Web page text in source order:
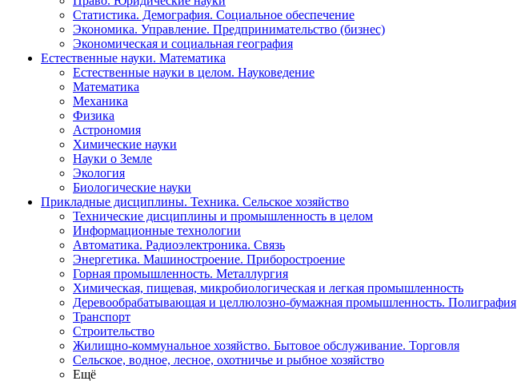
Статистика. Демография. Социальное обеспечение
Экономика. Управление. Предпринимательство (бизнес)
Экономическая и социальная география
Естественные науки. Математика
Естественные науки в целом. Науковедение
Математика
Механика
Физика
Астрономия
Химические науки
Науки о Земле
Экология
Биологические науки
Прикладные дисциплины. Техника. Сельское хозяйство
Технические дисциплины и промышленность в целом
Информационные технологии
Автоматика. Радиоэлектроника. Связь
Энергетика. Машиностроение. Приборостроение
Горная промышленность. Металлургия
Химическая, пищевая, микробиологическая и легкая промышленность
Деревообрабатывающая и целлюлозно-бумажная промышленность. Полиграфия
Транспорт
Строительство
Жилищно-коммунальное хозяйство. Бытовое обслуживание. Торговля
Сельское, водное, лесное, охотничье и рыбное хозяйство
Ещё